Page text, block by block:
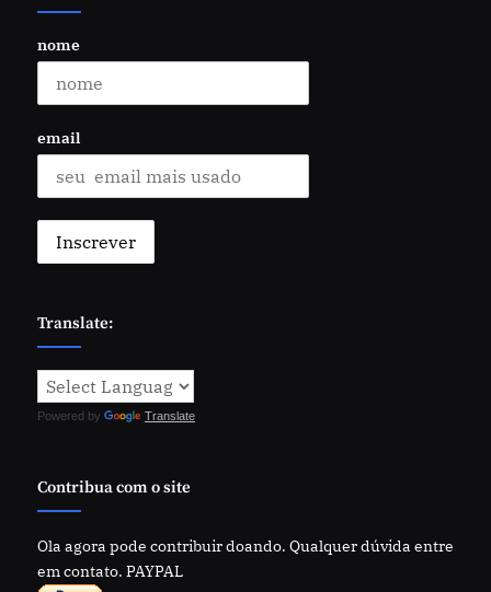
nome
email
Translate:
Powered by Translate
Contribua com o site
Ola agora pode contribuir doando. Qualquer dúvida entre
em contato. PAYPAL